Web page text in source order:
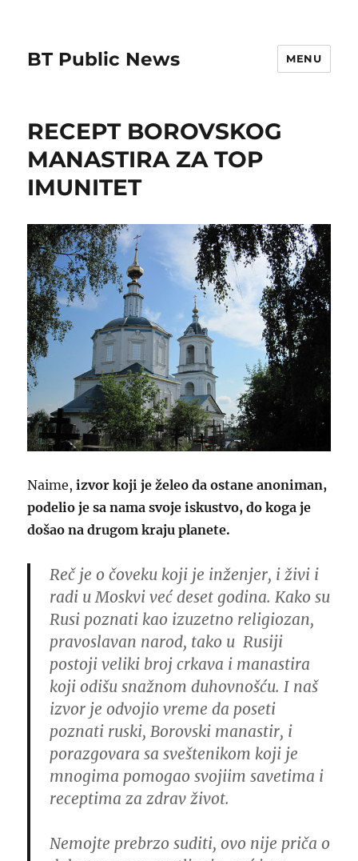
BT Public News MENU
RECEPT BOROVSKOG
MANASTIRA ZA TOP
IMUNITET
Naime,izvor koji je želeo da ostane anoniman,
podelio je sa nama svoje iskustvo, do koga je
došao na drugom kraju planete.
Reč je o čoveku koji je inženjer, i živi i
radi u Moskvi već deset godina. Kako su
Rusi poznati kao izuzetno religiozan,
pravoslavan narod, tako u Rusiji
postoji veliki broj crkava i manastira
koji odišu snažnom duhovnošću.I naš
izvor je odvojio vreme da poseti
poznati ruski, Borovski manastir, i
porazgovara sa sveštenikom koji je
mnogima pomogao svojiim savetima i
receptima za zdrav život.
Nemojte prebrzo suditi, ovo nije priča o